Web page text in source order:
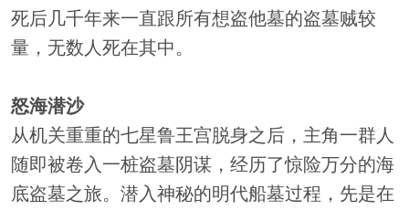
死后几千年来一直跟所有想盗他墓的盗墓贼较
量，无数人死在其中。
怒海潜沙
从机关重重的七星鲁王宫脱身之后，主角一群人
随即被卷入一桩盗墓阴谋，经历了惊险万分的海
底盗墓之旅。潜入神秘的明代船墓过程，先是在